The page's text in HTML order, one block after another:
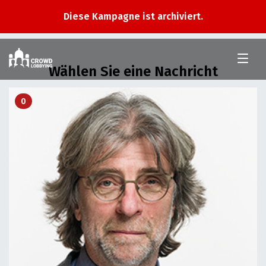
Diese Kampagne ist archiviert.
Wählen Sie eine Nachricht
0